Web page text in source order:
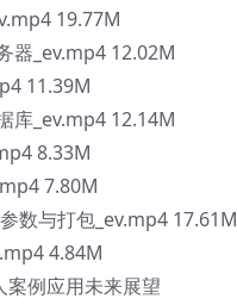
19.77M
器_ev.mp4 12.02M
11.39M
_ev.mp4 12.14M
8.33M
7.80M
数与打包_ev.mp4 17.61M
4.84M
例应用未来展望